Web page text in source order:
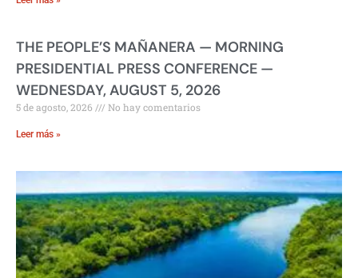
THE PEOPLE’S MAÑANERA — MORNING
PRESIDENTIAL PRESS CONFERENCE —
WEDNESDAY, AUGUST 5, 2026
5 de agosto, 2026 No hay comentarios
Leer más »